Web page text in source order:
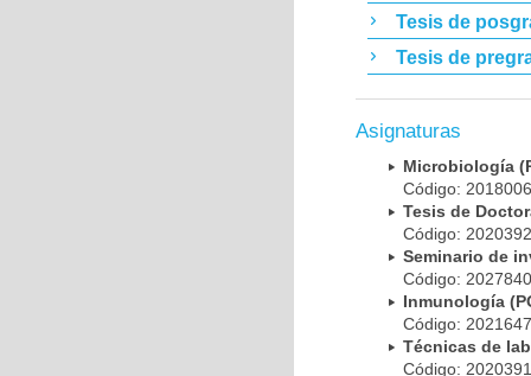
Tesis de
Tesis de
Asignaturas
Microbiología
Código:
Tesis de
Código:
Seminario de
Código:
Inmunología
Código:
Técnicas de
Código: